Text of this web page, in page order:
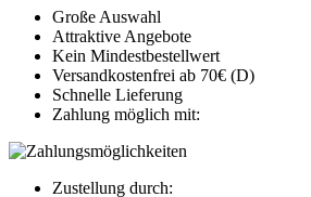
Große Auswahl
Attraktive Angebote
Kein Mindestbestellwert
Versandkostenfrei ab 70€ (D)
Schnelle Lieferung
Zahlung möglich mit:
Zustellung durch: